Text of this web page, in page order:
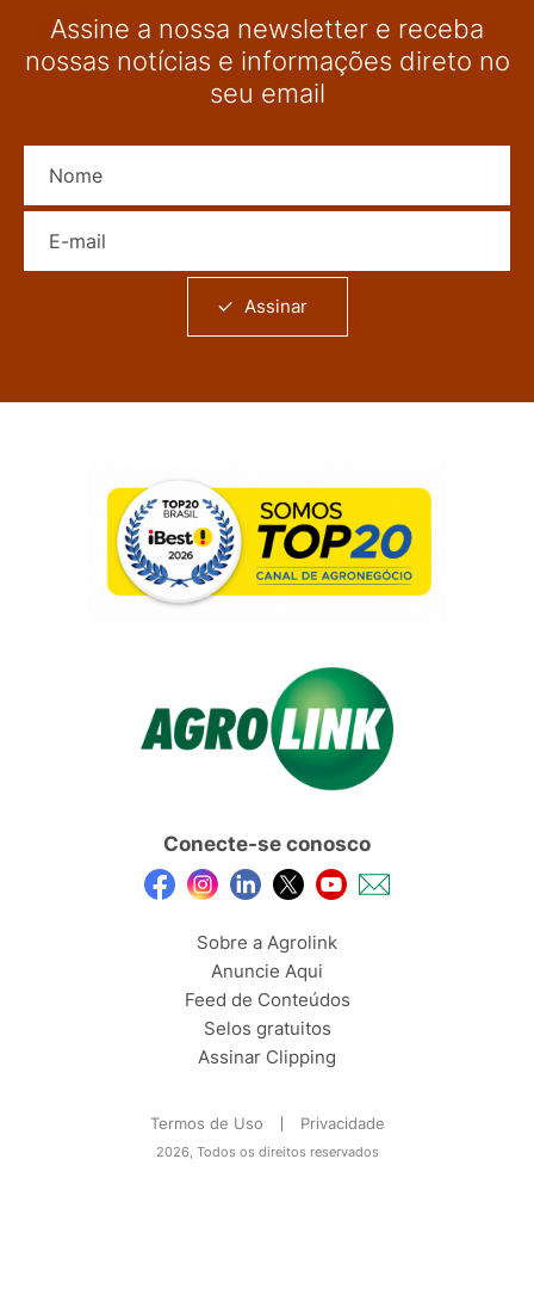
Assine a nossa newsletter e receba
nossas notícias e informações direto no
seu email
Assinar
Conecte-se conosco
Sobre a Agrolink
Anuncie Aqui
Feed de Conteúdos
Selos gratuitos
Assinar Clipping
Termos de Uso Privacidade
2026, Todos os direitos reservados